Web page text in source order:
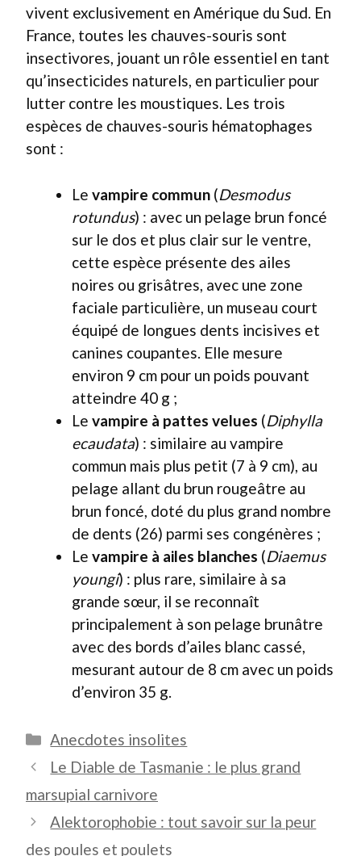
vivent exclusivement en Amérique du Sud. En
France, toutes les chauves-souris sont
insectivores, jouant un rôle essentiel en tant
qu’insecticides naturels, en particulier pour
lutter contre les moustiques. Les trois
espèces de chauves-souris hématophages
sont :
Le vampire commun (Desmodus
rotundus) : avec un pelage brun foncé
sur le dos et plus clair sur le ventre,
cette espèce présente des ailes
noires ou grisâtres, avec une zone
faciale particulière, un museau court
équipé de longues dents incisives et
canines coupantes. Elle mesure
environ 9 cm pour un poids pouvant
atteindre 40 g ;
Le vampire à pattes velues (Diphylla
ecaudata) : similaire au vampire
commun mais plus petit (7 à 9 cm), au
pelage allant du brun rougeâtre au
brun foncé, doté du plus grand nombre
de dents (26) parmi ses congénères ;
Le vampire à ailes blanches (Diaemus
youngi) : plus rare, similaire à sa
grande sœur, il se reconnaît
principalement à son pelage brunâtre
avec des bords d’ailes blanc cassé,
mesurant autour de 8 cm avec un poids
d’environ 35 g.
Catégories
Anecdotes insolites
Le Diable de Tasmanie : le plus grand
marsupial carnivore
Alektorophobie : tout savoir sur la peur
des poules et poulets